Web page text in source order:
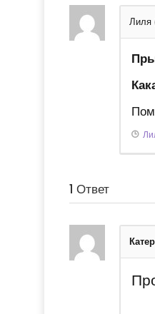
Лиля
1 Ответ